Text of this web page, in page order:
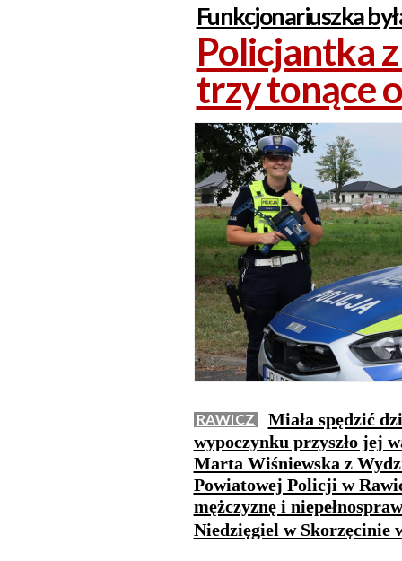
Funkcjonariuszka
Policjantka
trzy tonące
RAWICZ
Miała spędzić
wypoczynku przyszło jej
Marta Wiśniewska z
Powiatowej Policji w
mężczyznę i
Niedzięgiel w Skorzęcinie